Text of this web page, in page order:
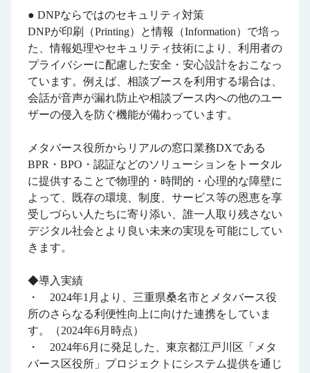
● DNPならではのセキュリティ対策
DNPが印刷（Printing）と情報（Information）で培っ
た、情報処理やセキュリティ技術により、利用者の
プライバシーに配慮した安全・安心設計をおこなっ
ています。例えば、相談ブースを利用する場合は、
会話が音声が漏れ防止や相談ブース内への他のユー
ザーの侵入を防ぐ機能が備わっています。
メタバース役所からリアルの窓口業務DXである
BPR・BPO・認証などのソリューションをトータル
に提供することで物理的・時間的・心理的な障壁に
よって、既存の環境、制度、サービス等の恩恵を享
受しづらい人たちに寄り添い、誰一人取り残さない
デジタル社会とより良い未来の実現を可能にしてい
きます。
◆導入実績
・ 2024年1月より、三重県桑名市とメタバース役
所のさらなる利便性向上に向けた連携をしていま
す。（2024年6月時点）
・ 2024年6月に発足した、東京都江戸川区「メタ
バース区役所」プロジェクトにシステム提供を通じ